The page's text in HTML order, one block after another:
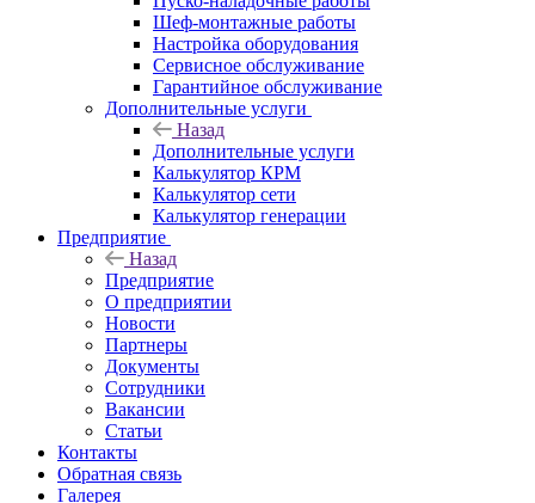
Шеф-монтажные работы
Настройка оборудования
Сервисное обслуживание
Гарантийное обслуживание
Дополнительные услуги
Назад
Дополнительные услуги
Калькулятор КРМ
Калькулятор сети
Калькулятор генерации
Предприятие
Назад
Предприятие
О предприятии
Новости
Партнеры
Документы
Сотрудники
Вакансии
Статьи
Контакты
Обратная связь
Галерея